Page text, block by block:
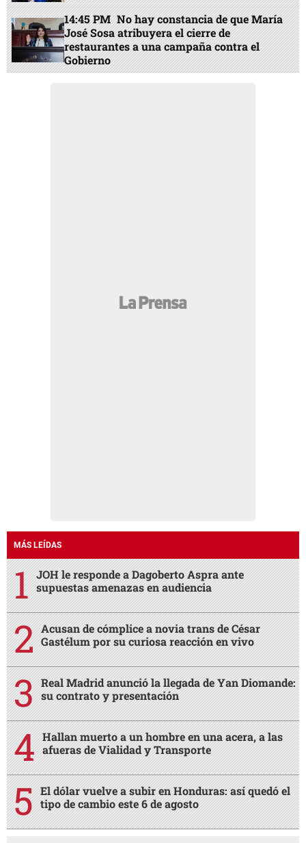
14:45 PM No hay constancia de que María
José Sosa atribuyera el cierre de
restaurantes a una campaña contra el
Gobierno
MÁS LEÍDAS
JOH le responde a Dagoberto Aspra ante
supuestas amenazas en audiencia
Acusan de cómplice a novia trans de César
Gastélum por su curiosa reacción en vivo
Real Madrid anunció la llegada de Yan Diomande:
su contrato y presentación
Hallan muerto a un hombre en una acera, a las
afueras de Vialidad y Transporte
El dólar vuelve a subir en Honduras: así quedó el
tipo de cambio este 6 de agosto